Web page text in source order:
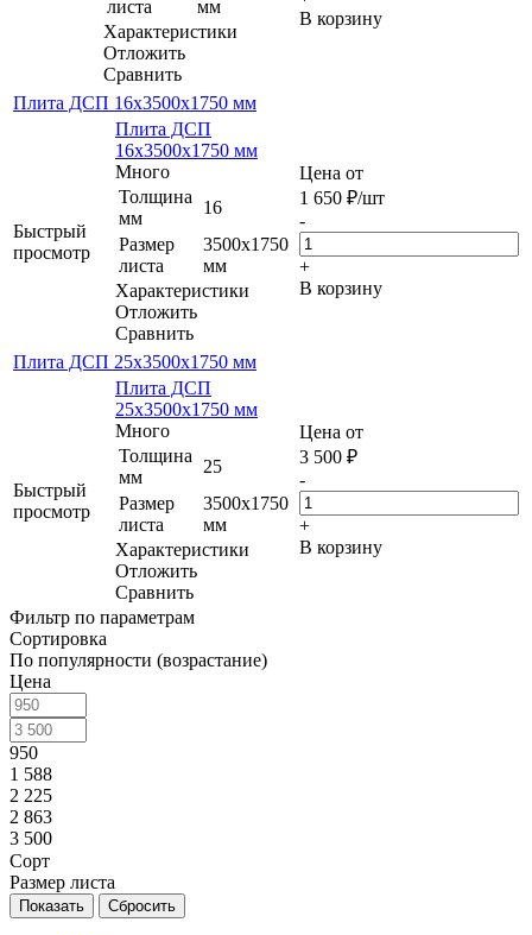
листа
мм
Характеристики
Отложить
Сравнить
В корзину
Плита ДСП 16х3500х1750 мм
Быстрый
просмотр
Плита ДСП
16х3500х1750 мм
Много
Толщина
мм
16
Размер
листа
3500х1750
мм
Характеристики
Отложить
Сравнить
Цена от
1 650 ₽/шт
-
+
В корзину
Плита ДСП 25х3500х1750 мм
Быстрый
просмотр
Плита ДСП
25х3500х1750 мм
Много
Толщина
мм
25
Размер
листа
3500х1750
мм
Характеристики
Отложить
Сравнить
Цена от
3 500 ₽
-
+
В корзину
Фильтр по параметрам
Сортировка
По популярности (возрастание)
Цена
950
1 588
2 225
2 863
3 500
Сорт
Размер листа
Сбросить